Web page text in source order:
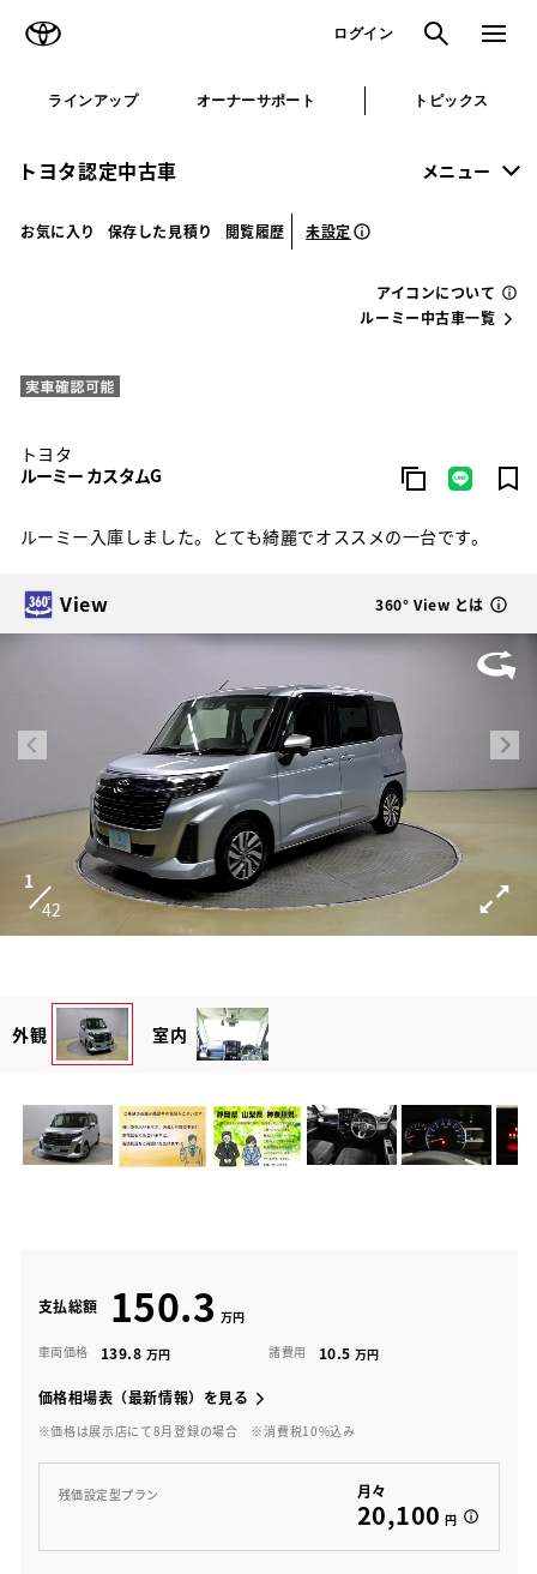
ログイン 検索 メニュ
ラインアップ オーナーサポート トピックス
トヨタ認定中古車 メニュー
お気に入り 保存した見積り 閲覧履歴 未設定
アイコンについて
ルーミー中古車一覧
トヨタ
ルーミー カスタムG
ルーミー入庫しました。とても綺麗でオススメの一台です。
View 360° View とは
1
42
外観 室内
支払総額 150.3
車両価格 139.8 諸費用 10.5
価格相場表（最新情報）を見る
※価格は展示店にて8月登録の場合 ※消費税10%込み
残価設定型プラン 月々
20,100 円